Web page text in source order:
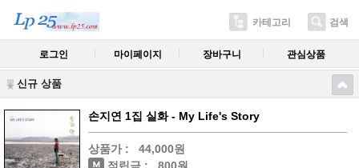
카테고리 검색
로그인 마이페이지 장바구니 관심상품
신규 상품
손지연 1집 실화 - My Life's Story
상품가 :
44,000원